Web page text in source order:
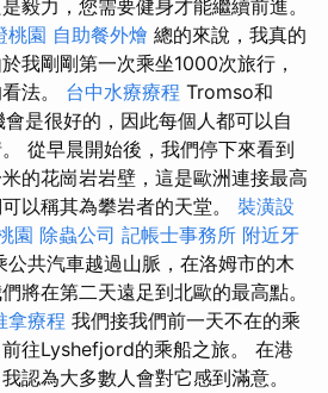
毅力，您需要健身才能繼續前進。
桃園 自助餐外燴 總的來說，我真的
我剛剛第一次乘坐1000次旅行，
法。 台中水療療程 Tromso和
是很好的，因此每個人都可以自
從早晨開始後，我們停下來看到
的花崗岩岩壁，這是歐洲連接最高
以稱其為攀岩者的天堂。 裝潢設
園 除蟲公司 記帳士事務所 附近牙
公共汽車越過山脈，在洛姆市的木
將在第二天遠足到北歐的最高點。
拿療程 我們接我們前一天不在的乘
往Lyshefjord的乘船之旅。 在港
認為大多數人會對它感到滿意。